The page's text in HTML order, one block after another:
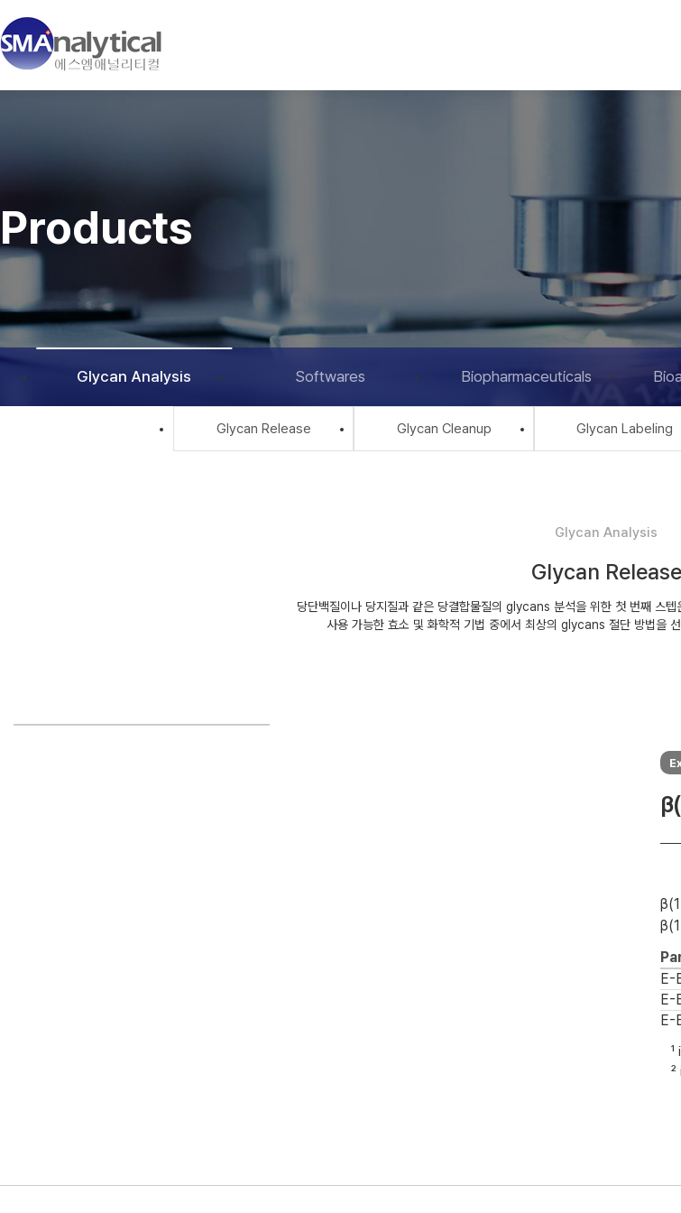
Products
Glycan Analysis Softwares Biopharmaceuticals
Glycan Release Glycan Cleanup Glycan Labeling
Glycan Analysis
Glycan Release
당단백질이나 당지질과 같은 당결합물질의 glycans 분석을 위한 첫 번째 스
사용 가능한 효소 및 화학적 기법 중에서 최상의 glycans 절단 방법을
E-
E-
E-